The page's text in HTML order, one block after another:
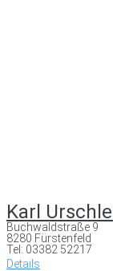
Karl
Buchwaldstraße 9
8280 Fürstenfeld
Tel: 03382 52217
Details